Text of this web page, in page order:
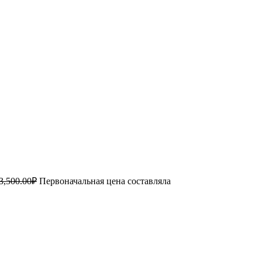
₽ Первоначальная цена составляла